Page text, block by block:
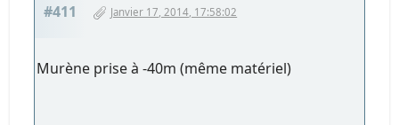
#411 Janvier 17, 2014, 17:58:02
Murène prise à -40m (même matériel)